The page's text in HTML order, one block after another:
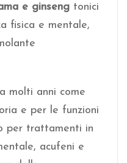
e ginseng tonici
fisica e mentale,
molti anni come
e per le funzioni
per trattamenti in
acufeni e